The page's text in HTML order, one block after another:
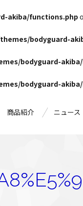
akiba/functions.php
bodyguard-
bodyguard-
bodyguard-
商品紹介 ニュース